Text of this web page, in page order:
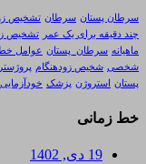
سرطان پستان سرطان تشخیص
چند دقیقه برای یک عمر
تشخیص
ماهیانه سرطان_پستان عوامل
شخصی شخیص زودهنگام
پستان
استروژن پزشک
خط زمانی
19 دی, 1402